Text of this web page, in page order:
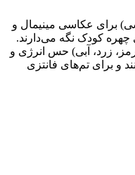
برای عکاسی مینیمال و
چهره کودک نگه می‌دارند.
زرد، آبی) حس انرژی و
و برای تم‌های فانتزی